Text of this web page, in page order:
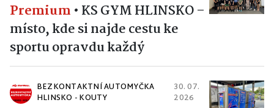
Premium • KS GYM HLINSKO –
místo, kde si najde cestu ke
sportu opravdu každý
BEZKONTAKTNÍ AUTOMYČKA
HLINSKO - KOUTY
30. 07.
2026